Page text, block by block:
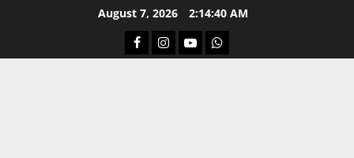
August 7, 2026 2:14:41 AM
Facebook
Instagram
YoutubeWhatsapp